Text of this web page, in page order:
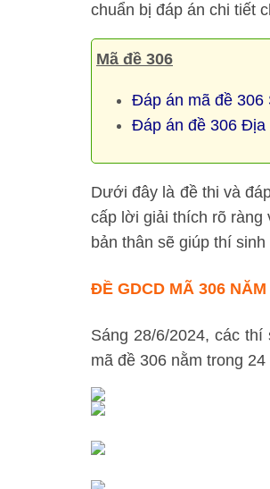
chuẩn bị đáp án chi tiết
Mã đề 306
Đáp án mã đề 306
Đáp án đề 306 Địa
Dưới đây là đề thi và
cấp lời giải thích rõ ràng
bản thân sẽ giúp thí
ĐỀ GDCD MÃ 306 NĂM
Sáng 28/6/2024, các
mã đề 306 nằm trong